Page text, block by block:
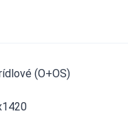
(O+OS)